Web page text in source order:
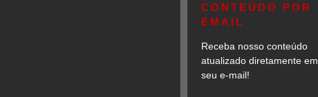
CONTEÚDO POR
EMAIL
Receba nosso conteúdo
atualizado diretamente em
seu e-mail!